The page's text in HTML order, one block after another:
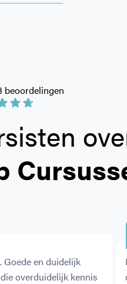
beoordelingen
Goede en duidelijk
overduidelijk kennis